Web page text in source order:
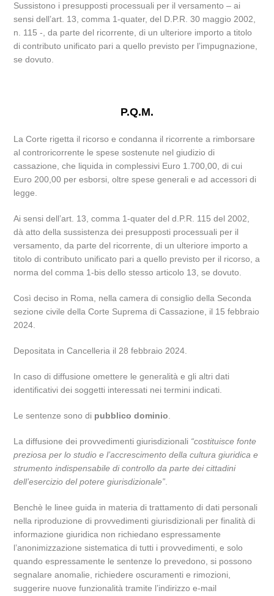
Sussistono i presupposti processuali per il versamento – ai
sensi dell’art. 13, comma 1-quater, del D.P.R. 30 maggio 2002,
n. 115 -, da parte del ricorrente, di un ulteriore importo a titolo
di contributo unificato pari a quello previsto per l’impugnazione,
se dovuto.
P.Q.M.
La Corte rigetta il ricorso e condanna il ricorrente a rimborsare
al controricorrente le spese sostenute nel giudizio di
cassazione, che liquida in complessivi Euro 1.700,00, di cui
Euro 200,00 per esborsi, oltre spese generali e ad accessori di
legge.
Ai sensi dell’art. 13, comma 1-quater del d.P.R. 115 del 2002,
dà atto della sussistenza dei presupposti processuali per il
versamento, da parte del ricorrente, di un ulteriore importo a
titolo di contributo unificato pari a quello previsto per il ricorso, a
norma del comma 1-bis dello stesso articolo 13, se dovuto.
Così deciso in Roma, nella camera di consiglio della Seconda
sezione civile della Corte Suprema di Cassazione, il 15 febbraio
2024.
Depositata in Cancelleria il 28 febbraio 2024.
In caso di diffusione omettere le generalità e gli altri dati
identificativi dei soggetti interessati nei termini indicati.
Le sentenze sono di pubblico dominio
La diffusione dei provvedimenti giurisdizionali “costituisce fonte
preziosa per lo studio e l’accrescimento della cultura giuridica e
strumento indispensabile di controllo da parte dei cittadini
dell’esercizio del potere giurisdizionale”
Benchè le linee guida in materia di trattamento di dati personali
nella riproduzione di provvedimenti giurisdizionali per finalità di
informazione giuridica non richiedano espressamente
l’anonimizzazione sistematica di tutti i provvedimenti, e solo
quando espressamente le sentenze lo prevedono, si possono
segnalare anomalie, richiedere oscuramenti e rimozioni,
suggerire nuove funzionalità tramite l’indirizzo e-mail